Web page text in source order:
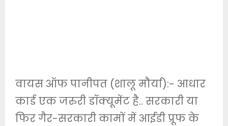
वायस ऑफ पानीपत (शालू मौर्या):- आधार
कार्ड एक जरुरी डॉक्यूमेंट है.. सरकारी या
फिर गैर-सरकारी कामों में आईडी प्रूफ के